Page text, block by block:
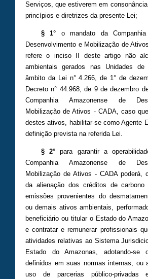
Serviços, que estiverem em
princípios e diretrizes da presente Lei;
§ 1° o mandato da
Desenvolvimento e Mobilização de
refere o inciso II deste artigo não
ambientais gerados nas Unidades de
âmbito da Lei n° 4.266, de 1° de
Decreto n° 44.968, de 9 de dezembro
Companhia Amazonense de
Mobilização de Ativos - CADA, caso
destes ativos, habilitar-se como Agente
definição prevista na referida Lei.
§ 2° para garantir a
Companhia Amazonense de
Mobilização de Ativos - CADA poderá,
da alienação dos créditos de
emissões provenientes do
ou demais ativos ambientais,
beneficiário ou titular o Estado do
e contratar e remunerar profissionais
atividades relativas ao Sistema
Estado do Amazonas, adotando-se
definidos em suas normas internas, ou
uso de parcerias público-privadas